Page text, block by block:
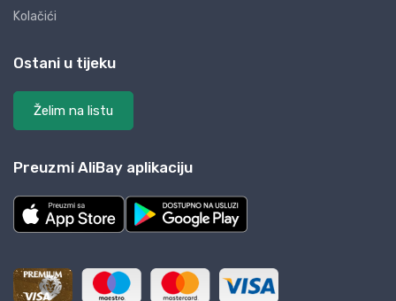
Kolačići
Ostani u tijeku
Želim na listu
Preuzmi AliBay aplikaciju